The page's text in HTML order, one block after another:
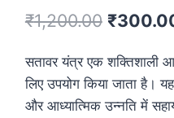
₹1,200.00 ₹
सतावर यंत्र एक शक्तिशाली
लिए उपयोग किया जाता है।
और आध्यात्मिक उन्नति में